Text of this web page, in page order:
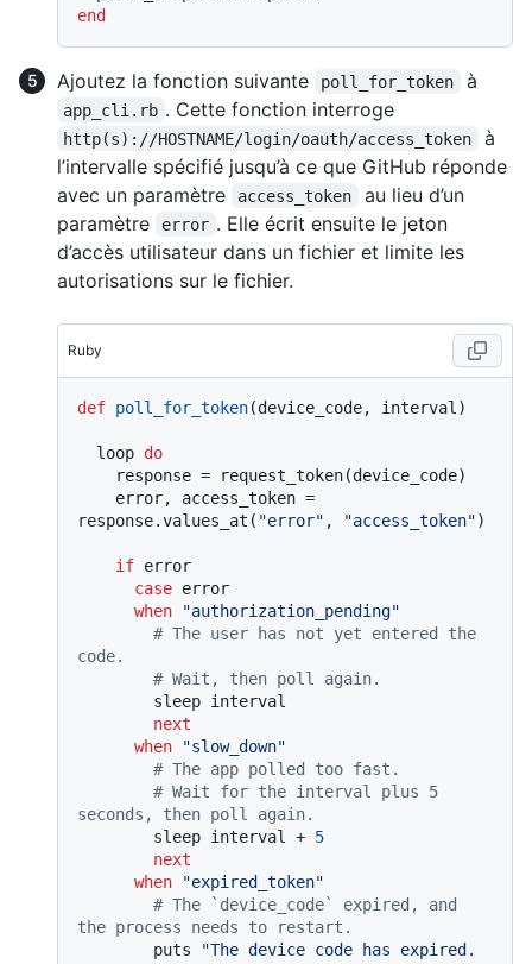
end
Ajoutez la fonction suivante poll_for_token à
app_cli.rb . Cette fonction interroge
http(s)://HOSTNAME/login/oauth/access_token
à
l’intervalle spécifié jusqu’à ce que GitHub réponde
avec un paramètre
access_token
au lieu d’un
paramètre
error . Elle écrit ensuite le jeton
d’accès utilisateur dans un fichier et limite les
autorisations sur le fichier.
Ruby
def poll_for_token(device_code, interval )
  loop
do
response.values_at( "error" , "access_token")
if error
case error
when
"authorization_pending"
# The user has not yet entered the
code.
# Wait, then poll again.
next
when
"slow_down"
# The app polled too fast.
# Wait for the interval plus 5
seconds, then poll again.
        sleep interval +
5
next
when
"expired_token"
# The `device_code` expired, and
the process needs to restart.
        puts
"The device code has expired.